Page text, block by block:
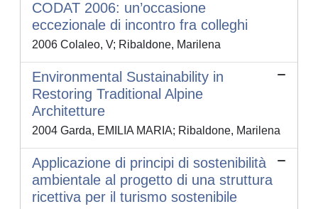
CODAT 2006: un’occasione
eccezionale di incontro fra colleghi
2006 Colaleo, V; Ribaldone, Marilena
Environmental Sustainability in
Restoring Traditional Alpine
Architetture
2004 Garda, EMILIA MARIA; Ribaldone, Marilena
Applicazione di principi di sostenibilità
ambientale al progetto di una struttura
ricettiva per il turismo sostenibile